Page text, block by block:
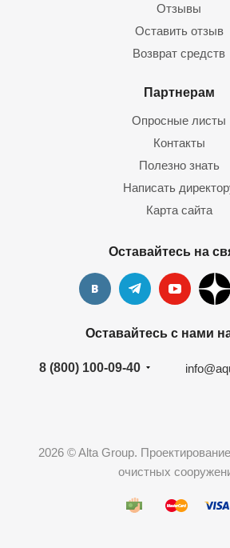
Отзывы
Оставить отзыв
Возврат средств
Партнерам
Опросные листы
Контакты
Полезно знать
Написать
Карта сайта
Оставайтесь на
Оставайтесь с нами
8 (800) 100-09-40
2026 © Alta Group.
очистных